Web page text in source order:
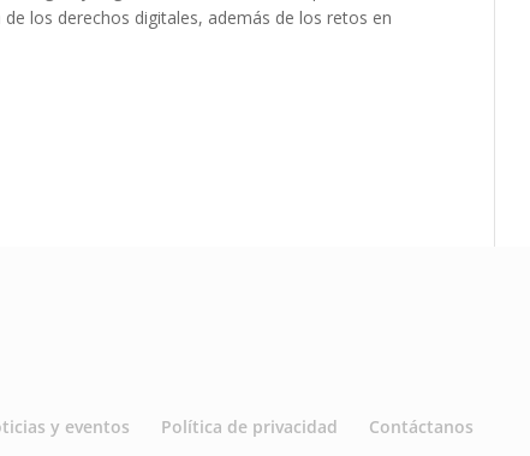
los derechos digitales, además de los retos en
y eventos Política de privacidad Contáctanos